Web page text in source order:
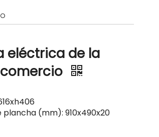
eléctrica de la
(mm): 910x490x20